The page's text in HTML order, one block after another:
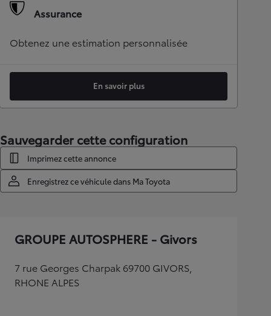
Assurance
Obtenez une estimation personnalisée
En savoir plus
Sauvegarder cette configuration
Imprimez cette annonce
Enregistrez ce véhicule dans Ma Toyota
GROUPE AUTOSPHERE - Givors
7 rue Georges Charpak 69700 GIVORS,
RHONE ALPES